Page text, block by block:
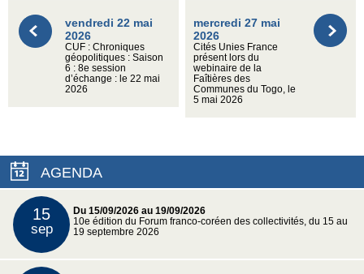
vendredi 22 mai
2026
CUF : Chroniques
géopolitiques : Saison
6 : 8e session
d’échange : le 22 mai
2026
mercredi 27 mai
2026
Cités Unies France
présent lors du
webinaire de la
Faîtières des
Communes du Togo, le
5 mai 2026
AGENDA
15
sep
Du 15/09/2026 au 19/09/2026
10e édition du Forum franco-coréen des collectivités, du 15 au
19 septembre 2026